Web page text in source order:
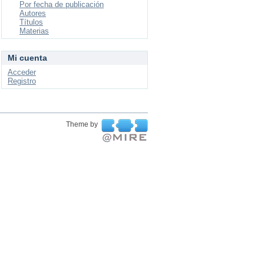
Por fecha de publicación
Autores
Títulos
Materias
Mi cuenta
Acceder
Registro
Theme by